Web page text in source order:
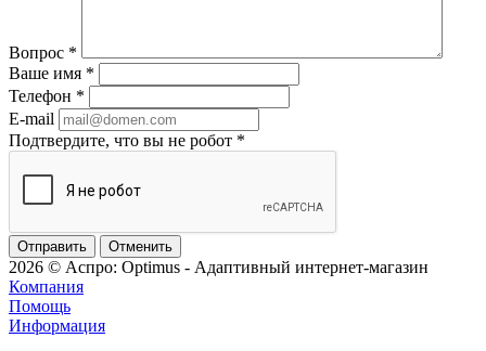
Вопрос *
Ваше имя *
Телефон *
E-mail
Подтвердите, что вы не робот *
Отменить
2026 © Аспро: Optimus - Адаптивный интернет-магазин
Компания
Помощь
Информация